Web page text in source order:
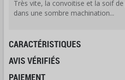
Très vite, la convoitise et la soif
dans une sombre machination...
CARACTÉRISTIQUES
AVIS VÉRIFIÉS
PAIEMENT